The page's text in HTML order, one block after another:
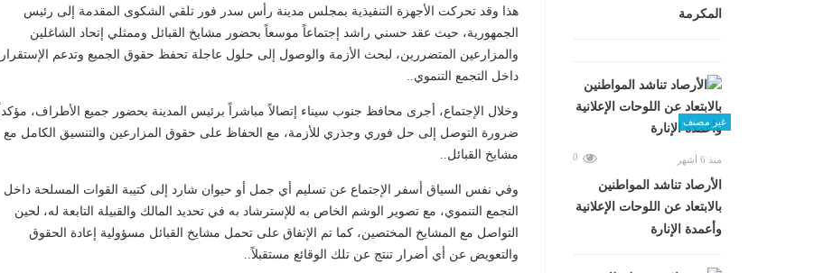
المكرمة
غير مصنف
منذ 6 أشهر 0
الأرصاد تناشد المواطنين
بالابتعاد عن اللوحات الإعلانية
وأعمدة الإنارة
هذا وقد تحركت الأجهزة التنفيذية بمجلس مدينة رأس سدر فور تلقي الشكوى المقدمة إلى رئيس
الجمهورية، حيث عقد حسني راشد إجتماعاً موسعاً بحضور مشايخ القبائل وممثلي إتحاد الشاغلين
والمزارعين المتضررين، لبحث الأزمة والوصول إلى حلول عاجلة تحفظ حقوق الجميع وتدعم الإستقرار
داخل التجمع التنموي..
وخلال الإجتماع، أجرى محافظ جنوب سيناء إتصالاً مباشراً برئيس المدينة بحضور جميع الأطراف، مؤكداً
ضرورة التوصل إلى حل فوري وجذري للأزمة، مع الحفاظ على حقوق المزارعين والتنسيق الكامل مع
مشايخ القبائل..
وفي نفس السياق أسفر الإجتماع عن تسليم أي جمل أو حيوان شارد إلى كتيبة القوات المسلحة داخل
التجمع التنموي، مع تصوير الوشم الخاص به للإسترشاد به في تحديد المالك والقبيلة التابعة له، لحين
التواصل مع المشايخ المختصين، كما تم الإتفاق على تحمل مشايخ القبائل مسؤولية إعادة الحقوق
والتعويض عن أي أضرار تنتج عن تلك الوقائع مستقبلاً..